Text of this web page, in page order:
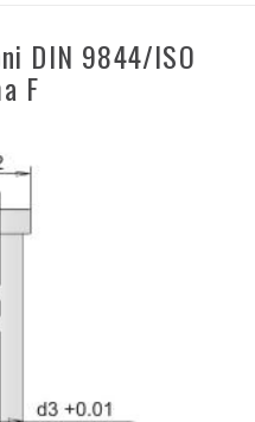
DIN 9844/ISO
F